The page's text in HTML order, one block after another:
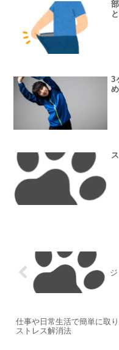
3
仕事や日常生活で簡単に取
ストレス解消法